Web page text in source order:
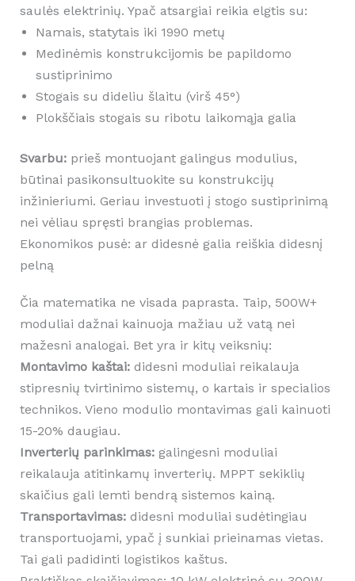
saulės elektrinių. Ypač atsargiai reikia elgtis su:
Namais, statytais iki 1990 metų
Medinėmis konstrukcijomis be papildomo
sustiprinimo
Stogais su dideliu šlaitu (virš 45°)
Plokščiais stogais su ribotu laikomąja galia
Svarbu:prieš montuojant galingus modulius,
būtinai pasikonsultuokite su konstrukcijų
inžinieriumi. Geriau investuoti į stogo sustiprinimą
nei vėliau spręsti brangias problemas.
Ekonomikos pusė: ar didesnė galia reiškia didesnį
pelną
Čia matematika ne visada paprasta. Taip, 500W+
moduliai dažnai kainuoja mažiau už vatą nei
mažesni analogai. Bet yra ir kitų veiksnių:
Montavimo kaštai:didesni moduliai reikalauja
stipresnių tvirtinimo sistemų, o kartais ir specialios
technikos. Vieno modulio montavimas gali kainuoti
15-20% daugiau.
Inverterių parinkimas:galingesni moduliai
reikalauja atitinkamų inverterių. MPPT sekiklių
skaičius gali lemti bendrą sistemos kainą.
Transportavimas:didesni moduliai sudėtingiau
transportuojami, ypač į sunkiai prieinamas vietas.
Tai gali padidinti logistikos kaštus.